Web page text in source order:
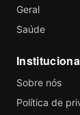
Geral
Saúde
Sobre nós
Política de